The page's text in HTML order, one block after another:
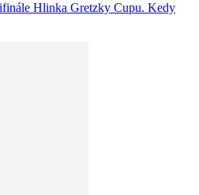
Hlinka Gretzky Cupu. Kedy